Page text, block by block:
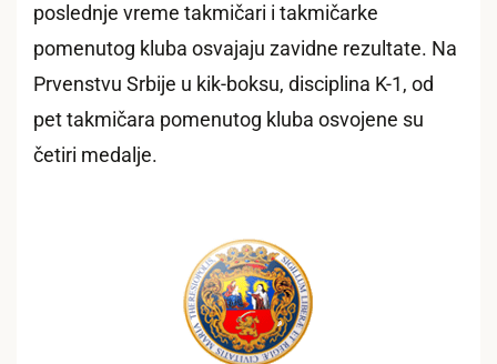
poslednje vreme takmičari i takmičarke
pomenutog kluba osvajaju zavidne rezultate. Na
Prvenstvu Srbije u kik-boksu, disciplina K-1, od
pet takmičara pomenutog kluba osvojene su
četiri medalje.